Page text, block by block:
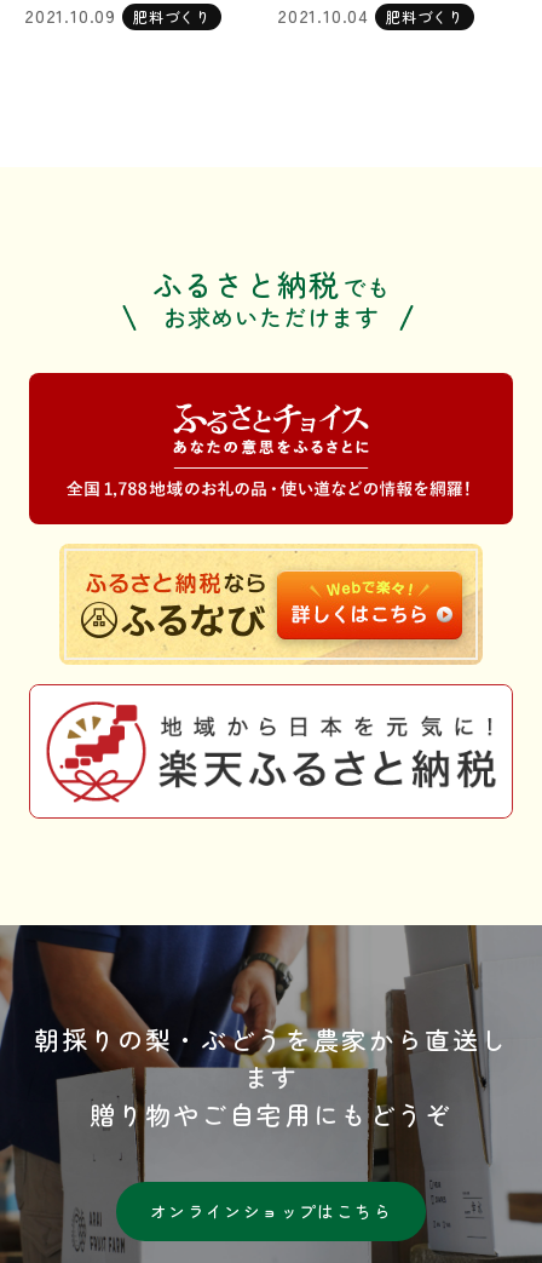
2021.10.09 肥料づくり 2021.10.04 肥料づくり
ふるさと納税でも
お求めいただけます
朝採りの梨・ぶどうを農家から直送し
ます
贈り物やご自宅用にもどうぞ
オンラインショップはこちら